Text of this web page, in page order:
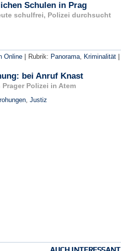
Schulen in Prag
schulfrei, Polizei durchsucht
Online | Rubrik: Panorama, Kriminalität |
bei Anruf Knast
Polizei in Atem
, Justiz